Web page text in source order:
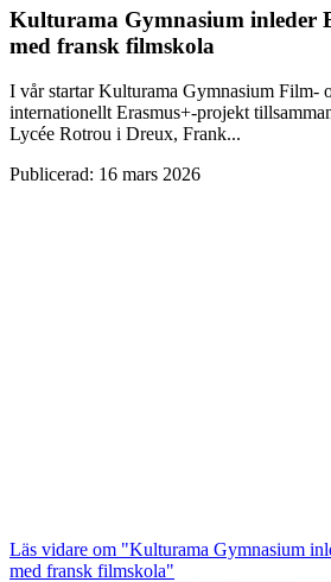
Kulturama Gymnasium inleder
med fransk filmskola
I vår startar Kulturama Gymnasium Film-
internationellt Erasmus+-projekt
Lycée Rotrou i Dreux, Frank...
Publicerad: 16 mars 2026
Läs vidare om "Kulturama Gymnasium
med fransk filmskola"